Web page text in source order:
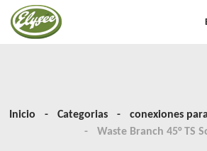
Acerca de nosotros
Inicio Categorias
conexiones
Waste Branch 45° TS